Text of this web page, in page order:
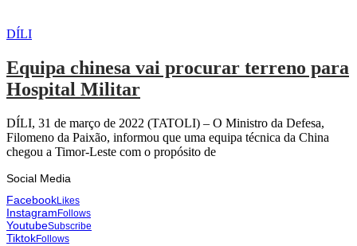
DÍLI
Equipa chinesa vai procurar terreno para
Hospital Militar
DÍLI, 31 de março de 2022 (TATOLI) – O Ministro da Defesa,
Filomeno da Paixão, informou que uma equipa técnica da China
chegou a Timor-Leste com o propósito de
Social Media
Facebook Likes
Instagram Follows
YoutubeSubscribe
TiktokFollows